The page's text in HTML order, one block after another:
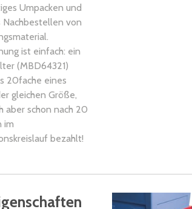
Umpacken und
Nachbestellen von
ist einfach: ein
(MBD64321)
20fache eines
gleichen Größe,
aber schon nach 20
im
bezahlt!